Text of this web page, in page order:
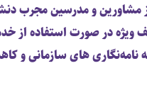
مشاورین و مدرسین مجرب
ویژه در صورت استفاده از
نامه‌نگاری های سازمانی و